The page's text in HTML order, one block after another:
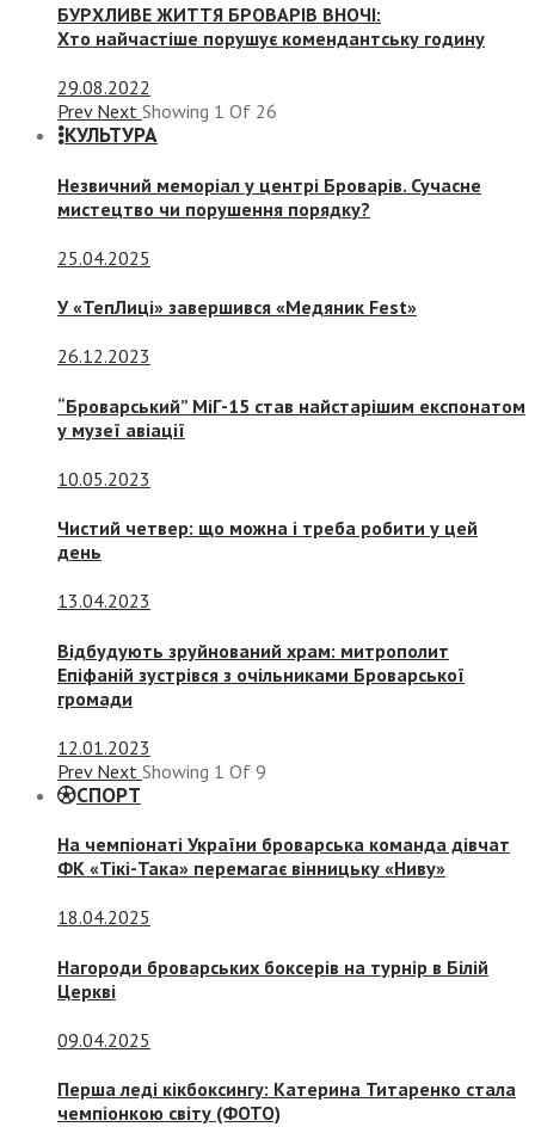
БУРХЛИВЕ ЖИТТЯ БРОВАРІВ ВНОЧІ:
Хто найчастіше порушує комендантську годину
29.08.2022
Prev Next Showing 1 Of 26
КУЛЬТУРА
Незвичний меморіал у центрі Броварів. Сучасне
мистецтво чи порушення порядку?
25.04.2025
У «ТепЛиці» завершився «Медяник Fest»
26.12.2023
“Броварський” МіГ-15 став найстарішим експонатом
у музеї авіації
10.05.2023
Чистий четвер: що можна і треба робити у цей
день
13.04.2023
Відбудують зруйнований храм: митрополит
Епіфаній зустрівся з очільниками Броварської
громади
12.01.2023
Prev Next Showing 1 Of 9
СПОРТ
На чемпіонаті України броварська команда дівчат
ФК «Тікі-Така» перемагає вінницьку «Ниву»
18.04.2025
Нагороди броварських боксерів на турнір в Білій
Церкві
09.04.2025
Перша леді кікбоксингу: Катерина Титаренко стала
чемпіонкою світу (ФОТО)